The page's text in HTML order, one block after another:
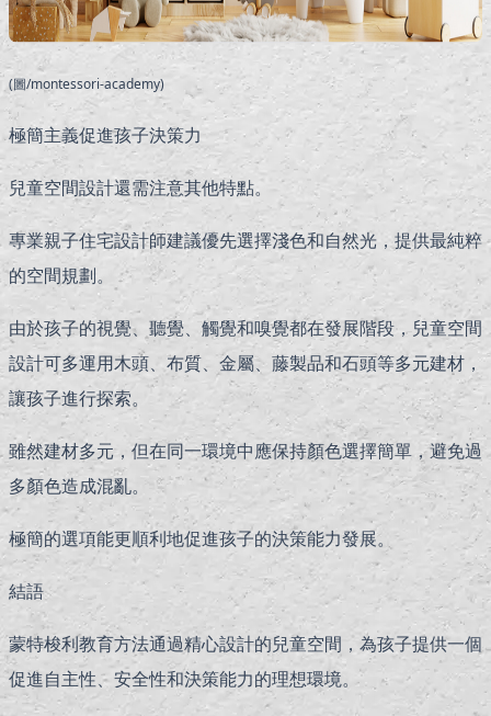
(圖/montessori-academy)
極簡主義促進孩子決策力
兒童空間設計還需注意其他特點。
專業親子住宅設計師建議優先選擇淺色和自然光，提供最純粹
的空間規劃。
由於孩子的視覺、聽覺、觸覺和嗅覺都在發展階段，兒童空間
設計可多運用木頭、布質、金屬、藤製品和石頭等多元建材，
讓孩子進行探索。
雖然建材多元，但在同一環境中應保持顏色選擇簡單，避免過
多顏色造成混亂。
極簡的選項能更順利地促進孩子的決策能力發展。
結語
蒙特梭利教育方法通過精心設計的兒童空間，為孩子提供一個
促進自主性、安全性和決策能力的理想環境。